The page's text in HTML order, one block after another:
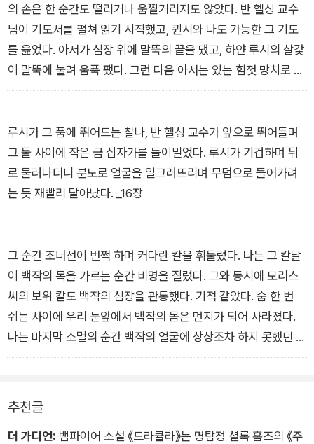
의 손은 한 순간도 떨리거나 움찔거리지도 않았다. 반 헬싱 교수
님이 기도서를 펼쳐 읽기 시작했고, 퀸시와 나도 가능한 그 기도
를 읊었다. 아서가 심장 위에 말뚝의 끝을 댔고, 하얀 루시의 살갗
이 말뚝에 눌려 움푹 팼다. 그런 다음 아서는 있는 힘껏 망치로 말
뚝을 내리쳤다. 관 안에 든 그것이 몸부림을 쳤고, 벌어진 빨긴 입
가 터져 나왔다. _16장
루시가 그 품에 뛰어드는 찰나, 반 헬싱 교수가 앞으로 뛰어들며
그 둘 사이에 작은 금 십자가를 들이밀었다. 루시가 기겁하며 뒤
로 물러나더니 분노로 얼굴을 일그러뜨리며 무덤으로 들어가려
는 듯 재빨리 달아났다. _16장
그 순간 조너선이 번쩍 하며 커다란 칼을 휘둘렀다. 나는 그 칼날
이 백작의 목을 가르는 순간 비명을 질렀다. 그와 동시에 모리스
씨의 보위 칼도 백작의 심장을 관통했다. 기적 같았다. 숨 한 번
쉬는 사이에 우리 눈앞에서 백작의 몸은 먼지가 되어 사라졌다.
나는 마지막 소멸의 순간 백작의 얼굴에 상상조차 하지 못했던 평
화로운 표정이 떠올랐다는 사실을 죽는 순간까지 잊지 못할 것이
추천글
더 가디언: 뱀파이어 소설 《드라큘라》는 명탐정 셜록 홈즈의 《주